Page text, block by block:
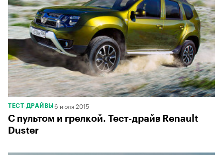
ТЕСТ-ДРАЙВЫ 6 июля 2015
С пультом и грелкой. Тест-драйв Renault
Duster